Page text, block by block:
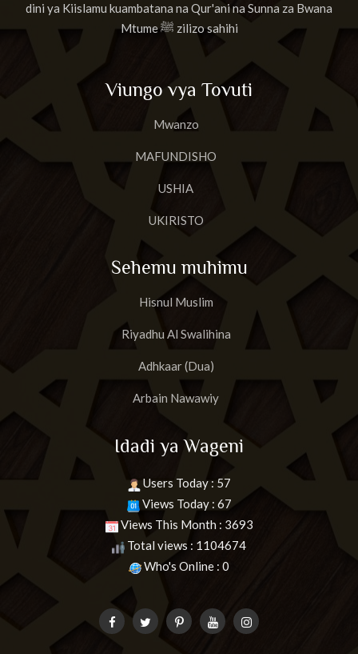
dini ya Kiislamu kuambatana na Qur'ani na Sunna za Bwana
Mtume ﷺ zilizo sahihi
Viungo vya Tovuti
Mwanzo
MAFUNDISHO
USHIA
UKIRISTO
Sehemu muhimu
Hisnul Muslim
Riyadhu Al Swalihina
Adhkaar (Dua)
Arbain Nawawiy
Idadi ya Wageni
Users Today : 57
Views Today : 67
Views This Month : 3693
Total views : 1104674
Who's Online : 0